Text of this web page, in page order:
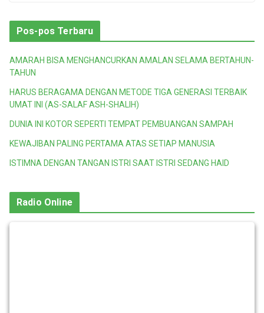
Pos-pos Terbaru
AMARAH BISA MENGHANCURKAN AMALAN SELAMA BERTAHUN-
TAHUN
HARUS BERAGAMA DENGAN METODE TIGA GENERASI TERBAIK
UMAT INI (AS-SALAF ASH-SHALIH)
DUNIA INI KOTOR SEPERTI TEMPAT PEMBUANGAN SAMPAH
KEWAJIBAN PALING PERTAMA ATAS SETIAP MANUSIA
ISTIMNA DENGAN TANGAN ISTRI SAAT ISTRI SEDANG HAID
Radio Online